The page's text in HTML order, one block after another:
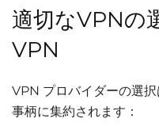
適切なVPNの
VPN
VPN プロバイダーの選
事柄に集約されます：